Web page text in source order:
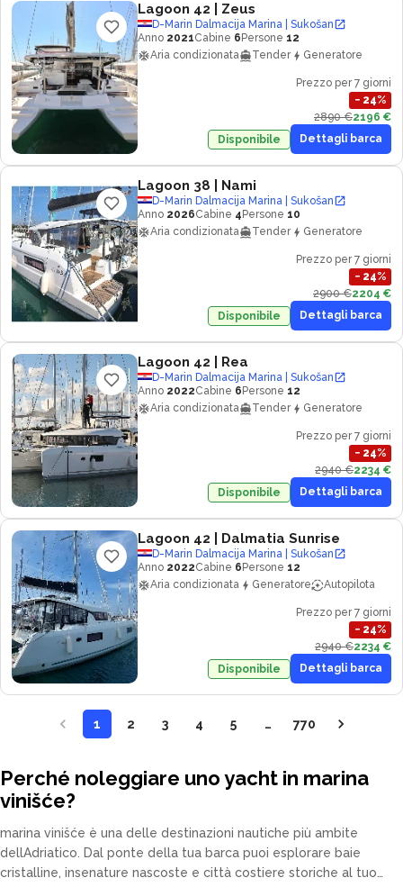
Lagoon 42 | Zeus
D-Marin Dalmacija Marina | Sukošan
Anno 2021Cabine 6 Persone 12
Aria condizionata
Tender Generatore
Prezzo per 7 giorni
− 24%
2890 €2196 €
Disponibile
Dettagli barca
Lagoon 38 | Nami
D-Marin Dalmacija Marina | Sukošan
Anno 2026Cabine 4 Persone 10
Aria condizionata
Tender Generatore
Prezzo per 7 giorni
− 24%
2900 €2204 €
Disponibile
Dettagli barca
Lagoon 42 | Rea
D-Marin Dalmacija Marina | Sukošan
Anno 2022Cabine 6 Persone 12
Aria condizionata
Tender Generatore
Prezzo per 7 giorni
− 24%
2940 €2234 €
Disponibile
Dettagli barca
Lagoon 42 | Dalmatia Sunrise
D-Marin Dalmacija Marina | Sukošan
Anno 2022Cabine 6 Persone 12
Aria condizionata
Generatore Autopilota
Prezzo per 7 giorni
− 24%
2940 €2234 €
Disponibile
Dettagli barca
1 2 3 4 5 … 770
Perché noleggiare uno yacht in marina
vinišće?
marina vinišće è una delle destinazioni nautiche più ambite
dellAdriatico. Dal ponte della tua barca puoi esplorare baie
cristalline, insenature nascoste e città costiere storiche al tuo